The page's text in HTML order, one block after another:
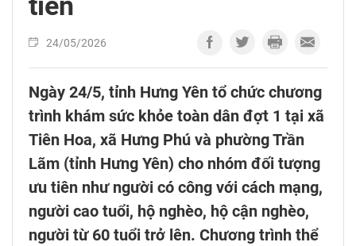
24/05/2026
Ngày 24/5, tỉnh Hưng Yên tổ chức chương
trình khám sức khỏe toàn dân đợt 1 tại xã
Tiên Hoa, xã Hưng Phú và phường Trần
Lãm (tỉnh Hưng Yên) cho nhóm đối tượng
ưu tiên như người có công với cách mạng,
người cao tuổi, hộ nghèo, hộ cận nghèo,
người từ 60 tuổi trở lên. Chương trình thể